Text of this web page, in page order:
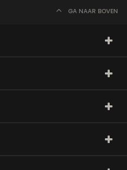
GA NAAR BOVEN